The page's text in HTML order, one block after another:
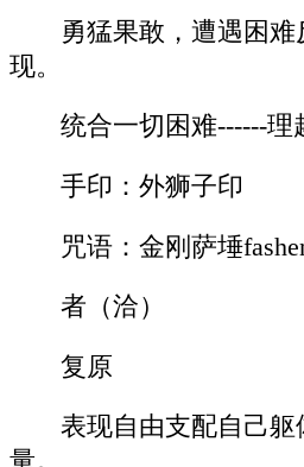
勇猛果敢，遭遇困
现。
统合一切困难------理
手印：外狮子印
咒语：金刚萨埵
者（洽）
复原
表现自由支配自己躯